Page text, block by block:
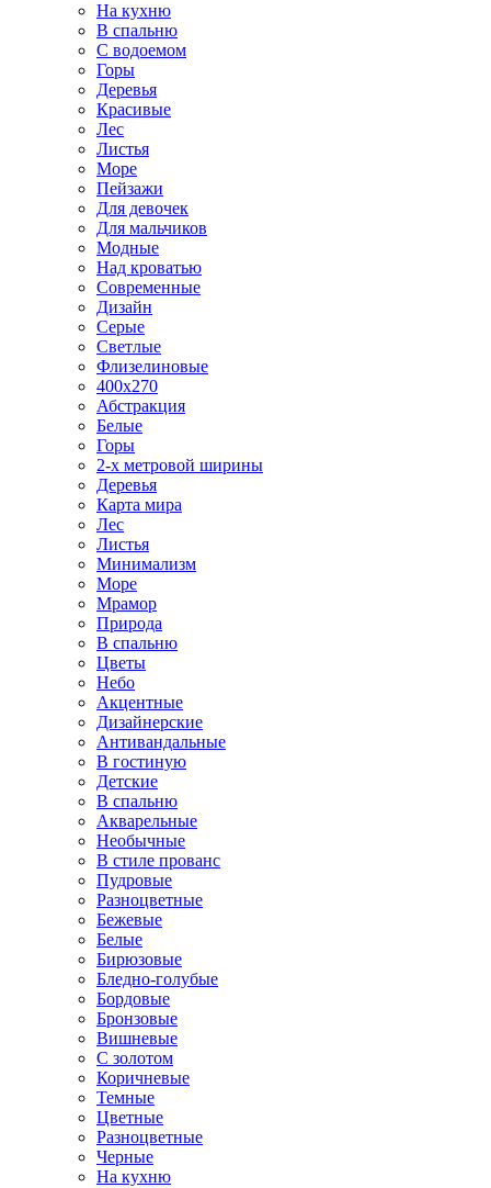
На кухню
В спальню
С водоемом
Горы
Деревья
Красивые
Лес
Листья
Море
Пейзажи
Для девочек
Для мальчиков
Модные
Над кроватью
Современные
Дизайн
Серые
Светлые
Флизелиновые
400х270
Абстракция
Белые
Горы
2-х метровой ширины
Деревья
Карта мира
Лес
Листья
Минимализм
Море
Мрамор
Природа
В спальню
Цветы
Небо
Акцентные
Дизайнерские
Антивандальные
В гостиную
Детские
В спальню
Акварельные
Необычные
В стиле прованс
Пудровые
Разноцветные
Бежевые
Белые
Бирюзовые
Бледно-голубые
Бордовые
Бронзовые
Вишневые
С золотом
Коричневые
Темные
Цветные
Разноцветные
Черные
На кухню